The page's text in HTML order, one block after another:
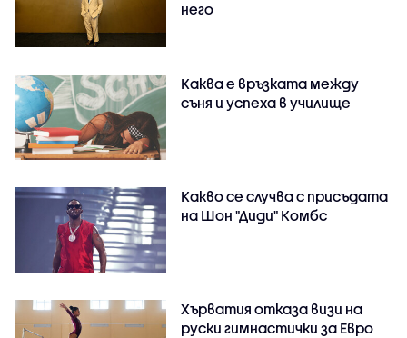
него
Каква е връзката между
съня и успеха в училище
Какво се случва с присъдата
на Шон "Диди" Комбс
Хърватия отказа визи на
руски гимнастички за Евро